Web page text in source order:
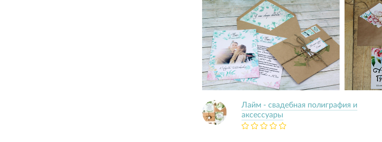
Лайм - свадебная полиграфия и
аксессуары